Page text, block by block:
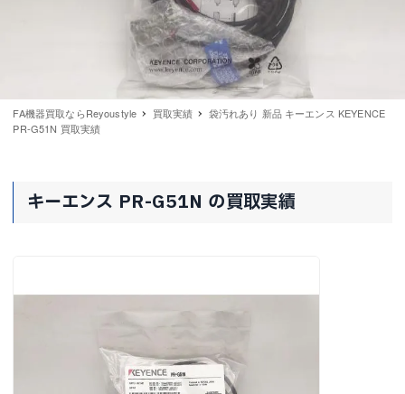
FA機器買取ならReyoustyle 買取実績
袋汚れあり 新品 キーエンス KEYENCE
PR-G51N 買取実績
キーエンス PR-G51N の買取実績